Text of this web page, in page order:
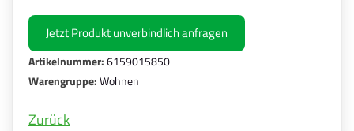
Jetzt Produkt unverbindlich anfragen
Artikelnummer:6159015850
Warengruppe:Wohnen
Zurück